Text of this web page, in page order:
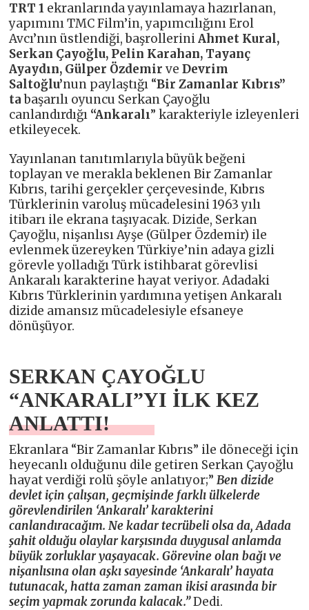
TRT 1 ekranlarında yayınlamaya hazırlanan,
yapımını TMC Film’in, yapımcılığını Erol
Avcı’nın üstlendiği, başrolleriniAhmet Kural,
Serkan Çayoğlu, Pelin Karahan, Tayanç
Ayaydın, Gülper Özdemir veDevrim
Saltoğlu’nun paylaştığı “Bir Zamanlar Kıbrıs”
tabaşarılı oyuncu Serkan Çayoğlu
canlandırdığı “Ankaralı” karakteriyle izleyenleri
etkileyecek.
Yayınlanan tanıtımlarıyla büyük beğeni
toplayan ve merakla beklenen Bir Zamanlar
Kıbrıs, tarihi gerçekler çerçevesinde, Kıbrıs
Türklerinin varoluş mücadelesini 1963 yılı
itibarı ile ekrana taşıyacak. Dizide, Serkan
Çayoğlu, nişanlısı Ayşe (Gülper Özdemir) ile
evlenmek üzereyken Türkiye’nin adaya gizli
görevle yolladığı Türk istihbarat görevlisi
Ankaralı karakterine hayat veriyor. Adadaki
Kıbrıs Türklerinin yardımına yetişen Ankaralı
dizide amansız mücadelesiyle efsaneye
dönüşüyor.
SERKAN ÇAYOĞLU
“ANKARALI”YI İLK KEZ
ANLATTI!
Ekranlara “Bir Zamanlar Kıbrıs” ile döneceği için
heyecanlı olduğunu dile getiren Serkan Çayoğlu
hayat verdiği rolü şöyle anlatıyor;”Ben dizide
devlet için çalışan, geçmişinde farklı ülkelerde
görevlendirilen ‘Ankaralı’ karakterini
canlandıracağım. Ne kadar tecrübeli olsa da, Adada
şahit olduğu olaylar karşısında duygusal anlamda
büyük zorluklar yaşayacak. Görevine olan bağı ve
nişanlısına olan aşkı sayesinde ‘Ankaralı’ hayata
tutunacak, hatta zaman zaman ikisi arasında bir
seçim yapmak zorunda kalacak.”Dedi.